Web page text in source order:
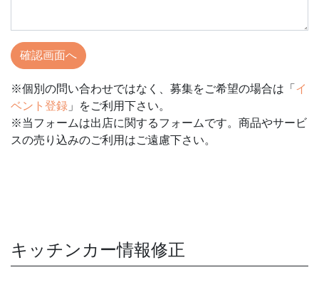
※個別の問い合わせではなく、募集をご希望の場合は「 イ
ベント登録 」をご利用下さい。
※当フォームは出店に関するフォームです。商品やサービ
スの売り込みのご利用はご遠慮下さい。
キッチンカー情報修正